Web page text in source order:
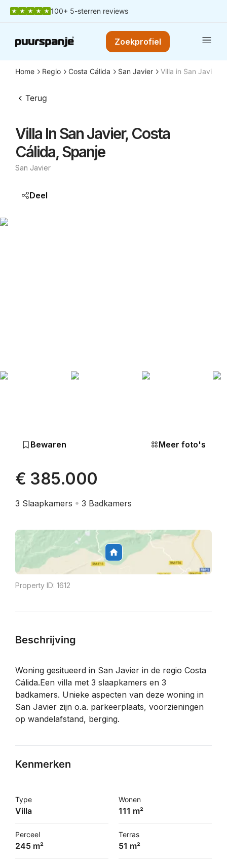
100+ 5-sterren reviews
Zoekprofiel
Home Regio Costa Cálida San Javier Villa in San Javier,
Terug
Villa In San Javier, Costa
Cálida, Spanje
San Javier
Deel
Bewaren Meer foto's
€ 385.000
3 Slaapkamers 3 Badkamers
Property ID: 1612
Beschrijving
Woning gesitueerd in San Javier in de regio Costa
Cálida.Een villa met 3 slaapkamers en 3
badkamers. Unieke aspecten van deze woning in
San Javier zijn o.a. parkeerplaats, voorzieningen
op wandelafstand, berging.
Kenmerken
Type
Villa
Wonen
111 m²
Perceel
245 m²
Terras
51 m²